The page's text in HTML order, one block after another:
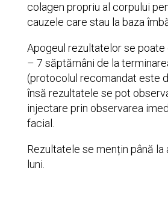
colagen propriu al corpului
cauzele care stau la baza
Apogeul rezultatelor se poate
– 7 săptămâni de la
(protocolul recomandat este
însă rezultatele se pot
injectare prin observarea
facial.
Rezultatele se mențin până
luni.